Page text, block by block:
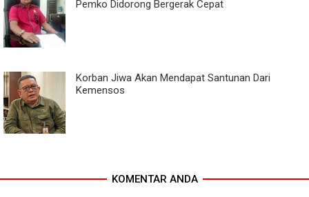
Pemko Didorong Bergerak Cepat
Korban Jiwa Akan Mendapat Santunan Dari
Kemensos
KOMENTAR ANDA